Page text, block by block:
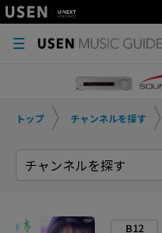
トップ チャンネルを探す
チャンネルを探す
B12